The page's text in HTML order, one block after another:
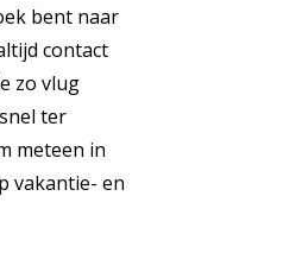
bent naar
contact
zo vlug
ter
meteen in
vakantie- en